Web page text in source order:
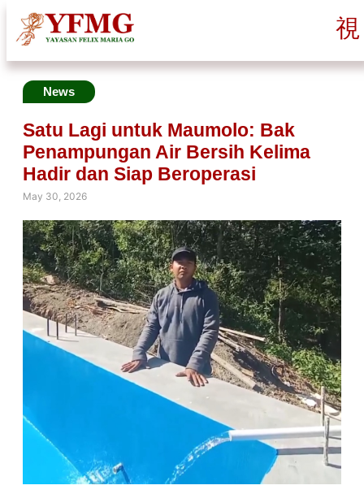
News
Satu Lagi untuk Maumolo: Bak
Penampungan Air Bersih Kelima
Hadir dan Siap Beroperasi
May 30, 2026